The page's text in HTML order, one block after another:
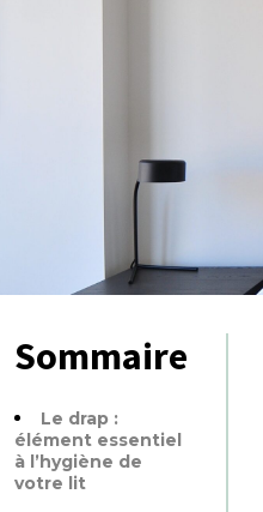
Sommaire
Le drap :
élément essentiel
à l’hygiène de
votre lit